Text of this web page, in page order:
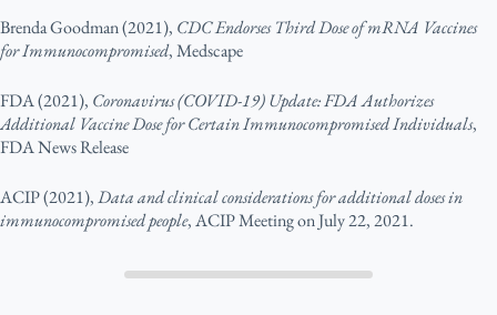
Brenda Goodman (2021), CDC Endorses Third Dose of mRNA Vaccines
for Immunocompromised, Medscape
FDA (2021), Coronavirus (COVID-19) Update: FDA Authorizes
Additional Vaccine Dose for Certain Immunocompromised Individuals,
FDA News Release
ACIP (2021),Data and clinical considerations for additional doses in
immunocompromised people, ACIP Meeting on July 22, 2021.